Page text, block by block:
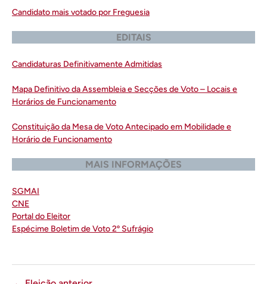
Candidato mais votado por Freguesia
EDITAIS
Candidaturas Definitivamente Admitidas
Mapa Definitivo da Assembleia e Secções de Voto – Locais e
Horários de Funcionamento
Constituição da Mesa de Voto Antecipado em Mobilidade e
Horário de Funcionamento
MAIS INFORMAÇÕES
SGMAI
CNE
Portal do Eleitor
Espécime Boletim de Voto 2º Sufrágio